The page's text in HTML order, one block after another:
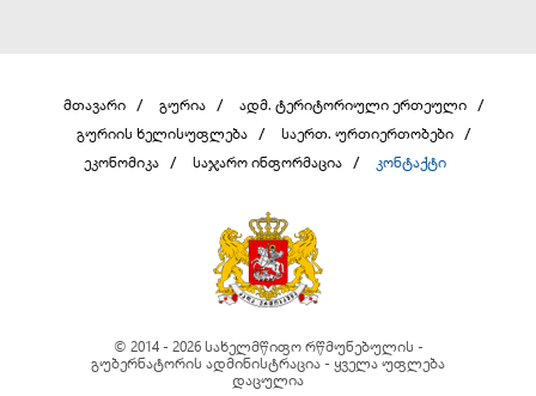
მთავარი გურია
ადმ. ტერიტორიული ერთეული
გურიის ხელისუფლება
საერთ. ურთიერთობები
ეკონომიკა
საჯარო ინფორმაცია კონტაქტი
© 2014 - 2026 სახელმწიფო რწმუნებულის -
გუბერნატორის ადმინისტრაცია - ყველა უფლება
დაცულია